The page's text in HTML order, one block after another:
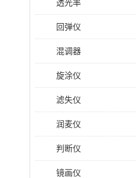
透光率
回弹仪
混调器
旋涂仪
滤失仪
润麦仪
判断仪
镜画仪